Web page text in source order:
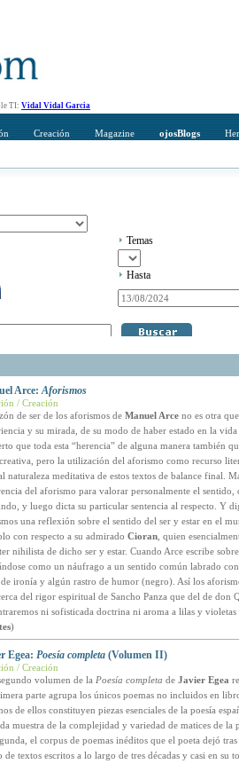
TI: Vidal Vidal Garcia
Creación Magazine ojosBlogs
Temas
Hasta
Arce:Aforismos
/ Creación
de ser de los aforismos de Manuel Arceno es otra
y su mirada, de su modo de haber estado en la
que toda esta “herencia” de alguna manera también
pero la utilización del aforismo como recurso
naturaleza meditativa de estos textos de balance final.
del aforismo para valorar personalmente el sentido,
y luego dicta su particular sentencia al respecto. Y
una reflexión sobre el sentido del ser y estar en el
con respecto a su admirado Cioran, quien
nihilista de dicho ser y estar. Cuando Arce escribe
como un náufrago a un sentido común labrado
de ironía y algún rastro de humor (negro). Así los
del rigor espiritual de Sancho Panza que del de don
ni sofisticada doctrina ni aroma a lilas y
)
Egea: Poesía completa(Volumen II)
/ Creación
volumen de la Poesía completa de Javier Egea
parte agrupa los únicos poemas no incluidos en
de ellos constituyen piezas esenciales de la poesía
muestra de la complejidad y variedad de matices de la
el corpus de poemas inéditos que el poeta dejó
de textos escritos a lo largo de tres décadas y casi en su